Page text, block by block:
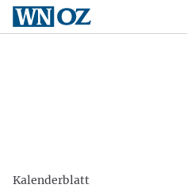
Kalenderblatt